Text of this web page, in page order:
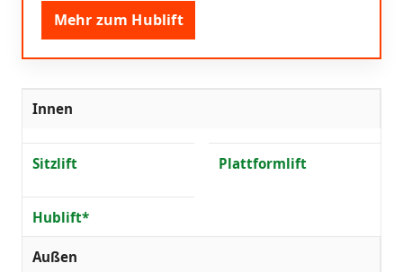
Mehr zum Hublift
Innen
Sitzlift Plattformlift
Hublift*
Außen